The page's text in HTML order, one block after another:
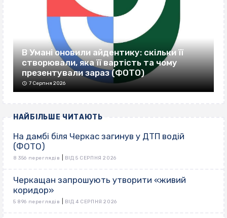
В Умані оновили айдентику: скільки її
створювали, яка її вартість та чому
презентували зараз (ФОТО)
7 Серпня 2026
НАЙБІЛЬШЕ ЧИТАЮТЬ
На дамбі біля Черкас загинув у ДТП водій
(ФОТО)
8 356 переглядів ВІД 5 СЕРПНЯ 2026
Черкащан запрошують утворити «живий
коридор»
5 896 переглядів ВІД 4 СЕРПНЯ 2026